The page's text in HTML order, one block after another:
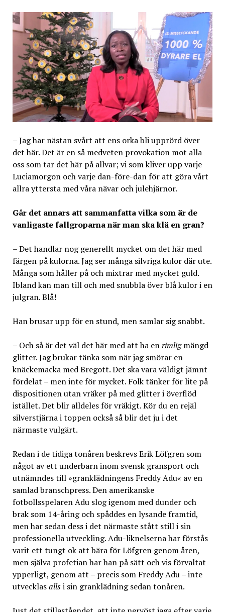
– Jag har nästan svårt att ens orka bli upprörd över
det här. Det är en så medveten provokation mot alla
oss som tar det här på allvar; vi som kliver upp varje
Luciamorgon och varje dan-före-dan för att göra vårt
allra yttersta med våra nävar och julehjärnor.
Går det annars att sammanfatta vilka som är de
vanligaste fallgroparna när man ska klä en gran?
– Det handlar nog generellt mycket om det här med
färgen på kulorna. Jag ser många silvriga kulor där ute.
Många som håller på och mixtrar med mycket guld.
Ibland kan man till och med snubbla över blå kulor i en
julgran. Blå!
Han brusar upp för en stund, men samlar sig snabbt.
– Och så är det väl det här med att ha enrimligmängd
glitter. Jag brukar tänka som när jag smörar en
knäckemacka med Bregott. Det ska vara väldigt jämnt
fördelat – men inte för mycket. Folk tänker för lite på
dispositionen utan vräker på med glitter i överflöd
istället. Det blir alldeles för vräkigt. Kör du en rejäl
silverstjärna i toppen också så blir det ju i det
närmaste vulgärt.
Redan i de tidiga tonåren beskrevs Erik Löfgren som
något av ett underbarn inom svensk gransport och
utnämndes till »granklädningens Freddy Adu« av en
samlad branschpress. Den amerikanske
fotbollsspelaren Adu slog igenom med dunder och
brak som 14-åring och spåddes en lysande framtid,
men har sedan dess i det närmaste stått still i sin
professionella utveckling. Adu-liknelserna har förstås
varit ett tungt ok att bära för Löfgren genom åren,
men själva profetian har han på sätt och vis förvaltat
ypperligt, genom att – precis som Freddy Adu – inte
utvecklasallsi sin granklädning sedan tonåren.